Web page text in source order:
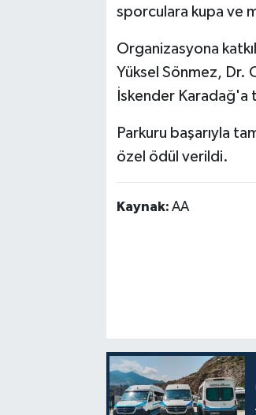
sporculara kupa ve
Organizasyona
Yüksel Sönmez, Dr.
İskender
Parkuru başarıyla
özel ödül verildi.
Kaynak: AA